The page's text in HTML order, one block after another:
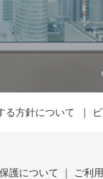
る方針について
護について ご利